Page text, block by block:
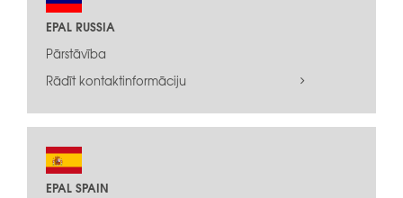
EPAL RUSSIA
Pārstāvība
Rādīt kontaktinformāciju
EPAL SPAIN